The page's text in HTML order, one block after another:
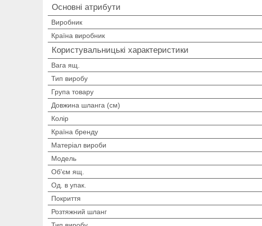
Основні атрибути
Виробник
Країна виробник
Користувальницькі характеристики
Вага ящ.
Тип виробу
Група товару
Довжина шланга (см)
Колір
Країна бренду
Матеріал вироби
Мoдель
Об'єм ящ.
Од. в упак.
Покриття
Розтяжний шланг